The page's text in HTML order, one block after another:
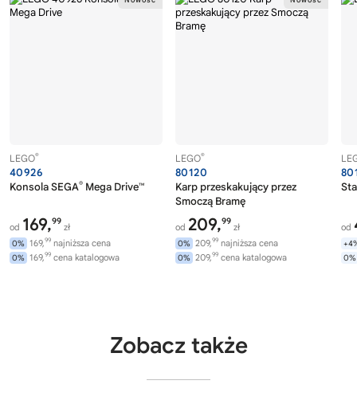
LEGO®
40926
Konsola SEGA® Mega Drive™
od 169,99
zł
0% 169,99 najniższa cena
0% 169,99 cena katalogowa
LEGO®
80120
Karp przeskakujący przez
Smoczą Bramę
od 209,99
zł
0% 209,99 najniższa cena
0% 209,99 cena katalogowa
od
0%
Zobacz także